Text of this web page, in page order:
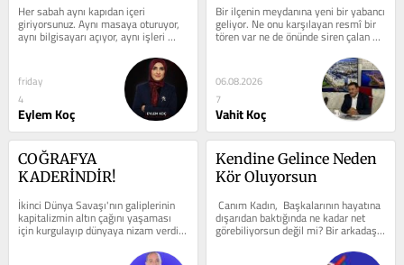
Her sabah aynı kapıdan içeri
giriyorsunuz. Aynı masaya oturuyor,
aynı bilgisayarı açıyor, aynı işleri
yapıyorsunuz. Dışarıdan bakan...
friday
4
Eylem Koç
Bir ilçenin meydanına yeni bir yabancı
geliyor. Ne onu karşılayan resmî bir
tören var ne de önünde siren çalan
06.08.2026
7
Vahit Koç
COĞRAFYA
KADERİNDİR!
İkinci Dünya Savaşı'nın galiplerinin
kapitalizmin altın çağını yaşaması
için kurgulayıp dünyaya nizam verdiği
iddia edilen...
Kendine Gelince Neden
Kör Oluyorsun
Canım Kadın,  Başkalarının hayatına
dışarıdan baktığında ne kadar net
görebiliyorsun değil mi? Bir arkadaşın
yanlış bir ilişkide...